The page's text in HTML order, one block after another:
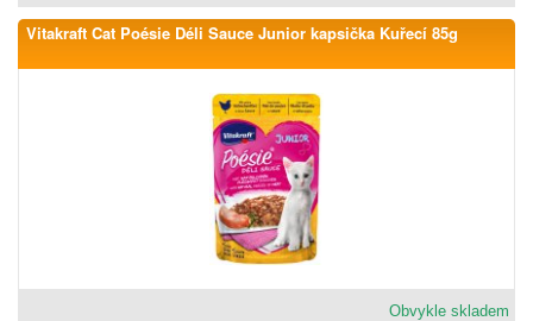
Vitakraft Cat Poésie Déli Sauce Junior kapsička Kuřecí 85g
Obvykle skladem